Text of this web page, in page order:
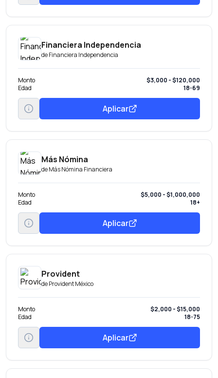
Financiera Independencia
deFinanciera Independencia
Monto
$3,000 - $120,000
Edad
18-69
Aplicar
Más Nómina
deMás Nómina Financiera
Monto
$5,000 - $1,000,000
Edad
18+
Aplicar
Provident
deProvident México
Monto
$2,000 - $15,000
Edad
18-75
Aplicar